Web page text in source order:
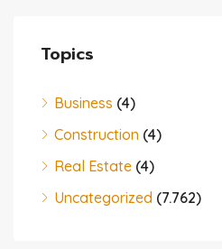
Topics
Business (4)
Construction (4)
Real Estate (4)
Uncategorized (7.762)